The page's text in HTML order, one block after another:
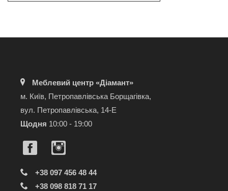
Меблевий центр «Діамант»
м. Київ, Петропавлівська Борщагівка,
вул. Петропавлівська, 14-Е
Щодня 10:00 - 19:00
+38 097 456 48 44
+38 098 818 71 17